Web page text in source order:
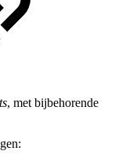
, met bijbehorende